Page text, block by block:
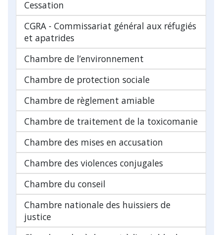
Cessation
CGRA - Commissariat général aux réfugiés
et apatrides
Chambre de l’environnement
Chambre de protection sociale
Chambre de règlement amiable
Chambre de traitement de la toxicomanie
Chambre des mises en accusation
Chambre des violences conjugales
Chambre du conseil
Chambre nationale des huissiers de
justice